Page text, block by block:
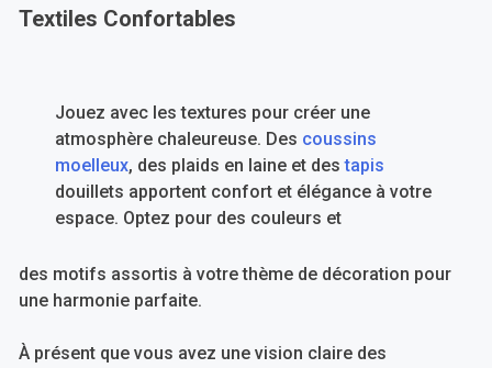
Textiles Confortables
Jouez avec les textures pour créer une
atmosphère chaleureuse. Des coussins
moelleux, des plaids en laine et destapis
douillets apportent confort et élégance à votre
espace. Optez pour des couleurs et
des motifs assortis à votre thème de décoration pour
une harmonie parfaite.
À présent que vous avez une vision claire des